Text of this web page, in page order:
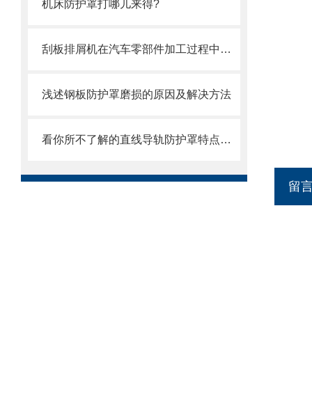
机床防护罩打哪儿来得?
刮板排屑机在汽车零部件加工过程中的作用
浅述钢板防护罩磨损的原因及解决方法
看你所不了解的直线导轨防护罩特点介绍
留